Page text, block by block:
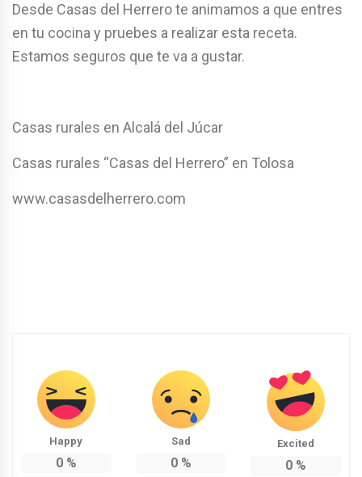
Desde Casas del Herrero te animamos a que entres
en tu cocina y pruebes a realizar esta receta.
Estamos seguros que te va a gustar.
Casas rurales en Alcalá del Júcar
Casas rurales “Casas del Herrero” en Tolosa
www.casasdelherrero.com
Happy
0%
Sad
0%
Excited
0%